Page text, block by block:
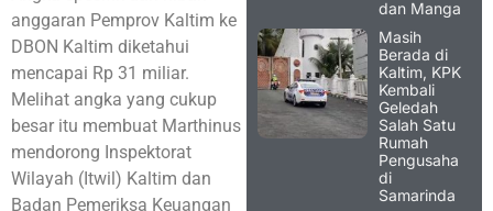
anggaran Pemprov Kaltim ke
DBON Kaltim diketahui
mencapai Rp 31 miliar.
Melihat angka yang cukup
besar itu membuat Marthinus
mendorong Inspektorat
Wilayah (Itwil) Kaltim dan
Badan Pemeriksa Keuangan
dan Manga
Masih
Berada di
Kaltim, KPK
Kembali
Geledah
Salah Satu
Rumah
Pengusaha
di
Samarinda